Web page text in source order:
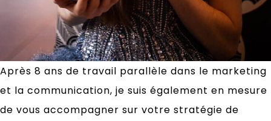
Après 8 ans de travail parallèle dans le marketing
et la communication, je suis également en mesure
de vous accompagner sur votre stratégie de